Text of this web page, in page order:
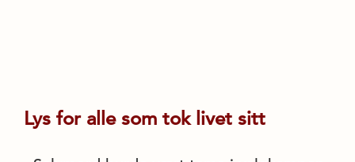
Lys for alle som tok livet sitt